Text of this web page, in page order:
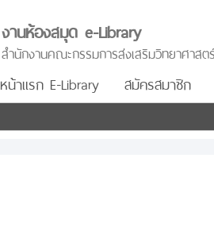
งานห้องสมุด e-Library
สำนักงานคณะกรรมการส่งเสริมวิทยาศาส
หน้าแรก E-Library สมัครสมาชิก